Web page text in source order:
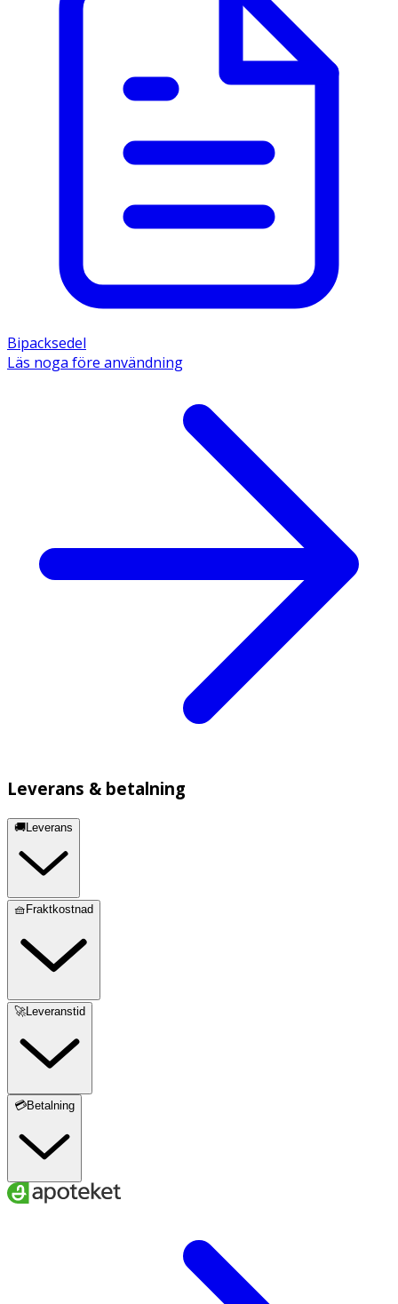
Bipacksedel
Läs noga före användning
Leverans & betalning
🚚Leverans
🧺Fraktkostnad
🚀Leveranstid
💳Betalning